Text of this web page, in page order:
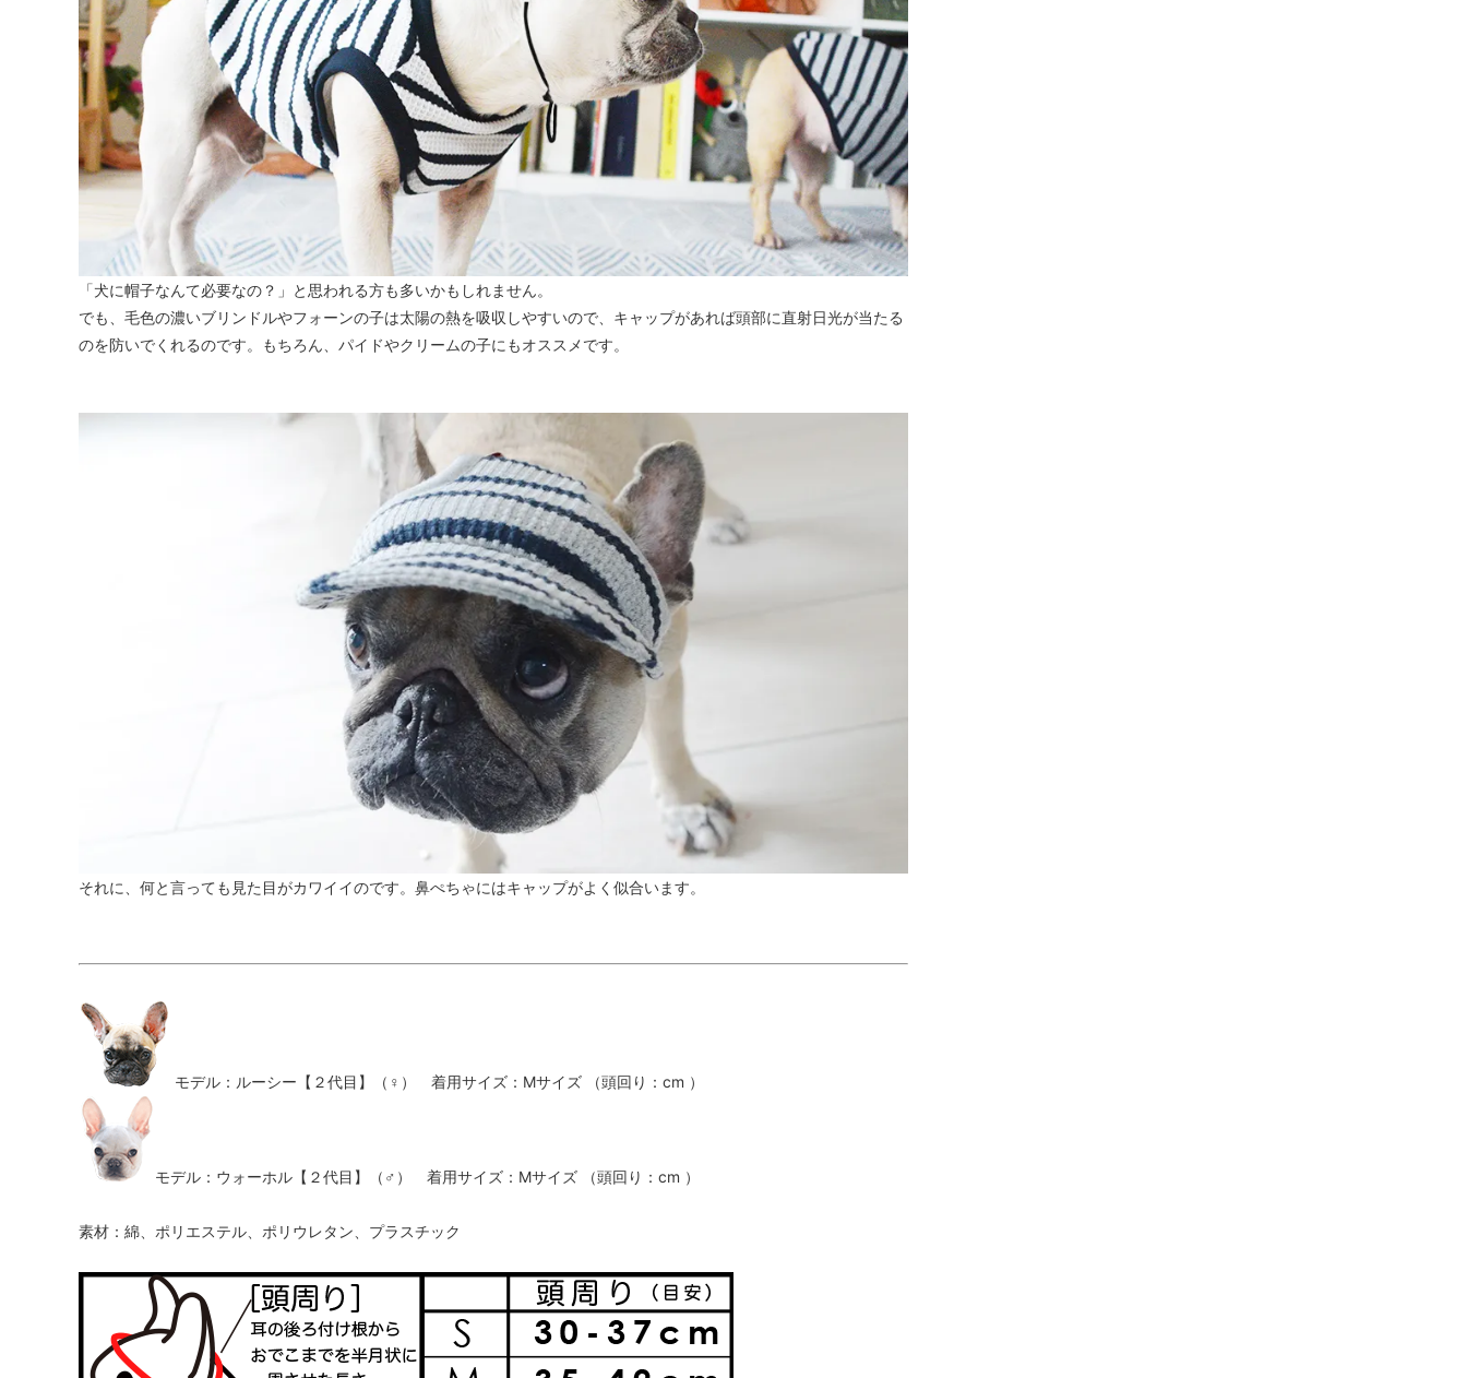
「犬に帽子なんて必要なの？」と思われる方も多いかもしれません。
でも、毛色の濃いブリンドルやフォーンの子は太陽の熱を吸収しやすいので、キャップがあれば頭部に直射日光が当たる
のを防いでくれるのです。もちろん、パイドやクリームの子にもオススメです。
それに、何と言っても見た目がカワイイのです。鼻ぺちゃにはキャップがよく似合います。
モデル：ルーシー【２代目】（♀） 着用サイズ：Mサイズ （頭回り：cm ）
モデル：ウォーホル【２代目】（♂） 着用サイズ：Mサイズ （頭回り：cm ）
素材：綿、ポリエステル、ポリウレタン、プラスチック